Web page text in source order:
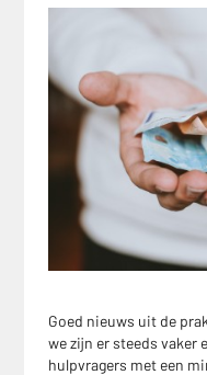
Goed nieuws uit de
we zijn er steeds vaker
hulpvragers met een